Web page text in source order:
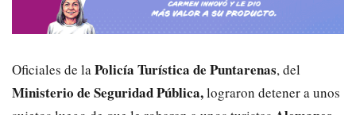
Oficiales de laPolicía Turística de Puntarenas, del
Ministerio de Seguridad Pública,lograron detener a unos